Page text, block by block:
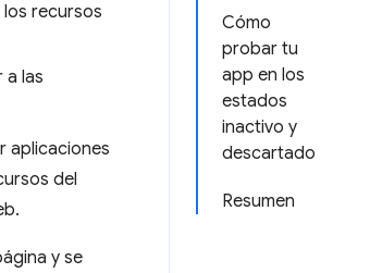
Cómo
probar tu
app en los
estados
inactivo y
descartado
Resumen
recursos
a las
aplicaciones
del
y se